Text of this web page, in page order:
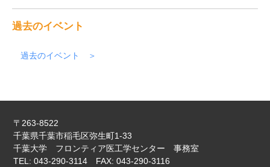
過去のイベント
過去のイベント
〒263-8522
千葉県千葉市稲毛区弥生町1-33
千葉大学 フロンティア医工学センター 事務室
TEL: 043-290-3114 FAX: 043-290-3116